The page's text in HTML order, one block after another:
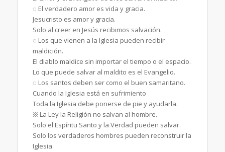
◌ El verdadero amor es vida y gracia.
Jesucristo es amor y gracia.
Solo al creer en Jesús recibimos salvación.
◌ Los que vienen a la Iglesia pueden recibir
maldición.
El diablo maldice sin importar el tiempo o el espacio.
Lo que puede salvar al maldito es el Evangelio.
◌ Los santos deben ser como el buen samaritano.
Cuando la Iglesia está en sufrimiento
Toda la Iglesia debe ponerse de pie y ayudarla.
※ La Ley la Religión no salvan al hombre.
Solo el Espíritu Santo y la Verdad pueden salvar.
Solo los verdaderos hombres pueden reconstruir la
Iglesia